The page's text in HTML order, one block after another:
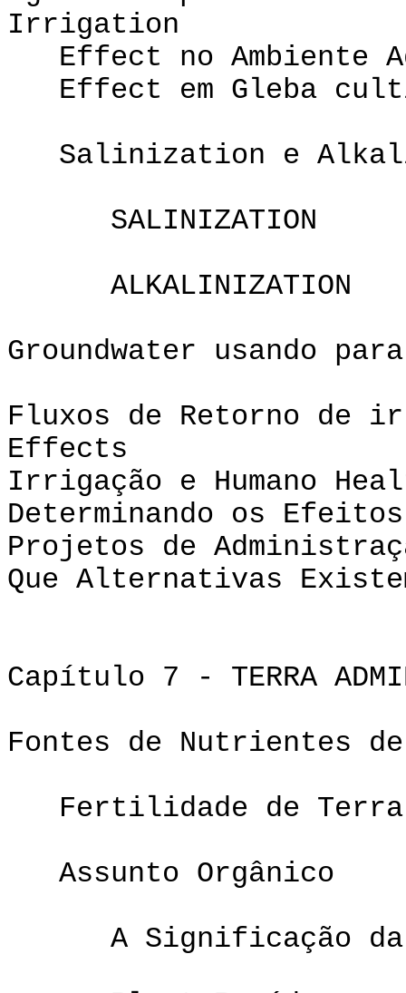
Effect no
Effect em Gleba
Salinization e
SALINIZATION
ALKALINIZATION
Groundwater usando
Fluxos de Retorno de
Effects
Irrigação e
Determinando os
Projetos de
Que Alternativas
Capítulo 7 - TERRA
Fontes de Nutrientes
Fertilidade de Terra
Assunto Orgânico
A Significação da